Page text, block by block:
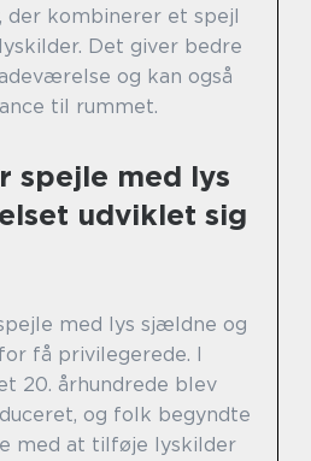
der kombinerer et spejl
Det giver bedre
og kan også
til rummet.
spejle med lys
udviklet sig
med lys sjældne og
få privilegerede. I
20. århundrede blev
og folk begyndte
med at tilføje lyskilder